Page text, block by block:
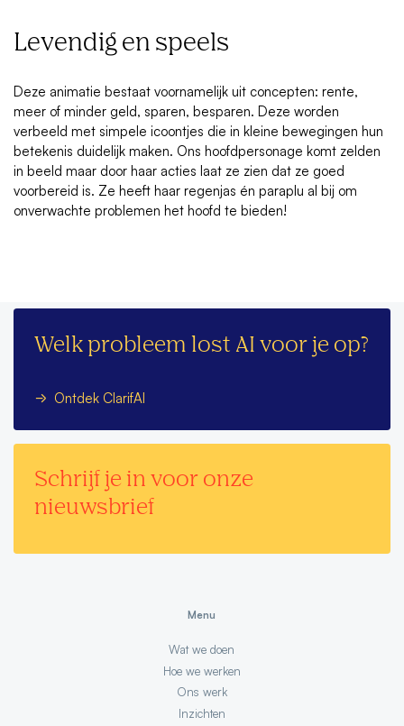
Levendig en speels
Deze animatie bestaat voornamelijk uit concepten: rente,
meer of minder geld, sparen, besparen. Deze worden
verbeeld met simpele icoontjes die in kleine bewegingen hun
betekenis duidelijk maken. Ons hoofdpersonage komt zelden
in beeld maar door haar acties laat ze zien dat ze goed
voorbereid is. Ze heeft haar regenjas én paraplu al bij om
onverwachte problemen het hoofd te bieden!
Welk probleem lost AI voor je op?
Ontdek ClarifAI
Schrijf je in voor onze
nieuwsbrief
Menu
Wat we doen
Hoe we werken
Ons werk
Inzichten